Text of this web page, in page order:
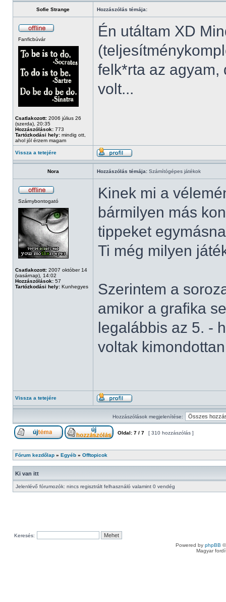
Sofie Strange Hozzászólás témája:
Fanficbúvár
Csatlakozott: 2006 július 26
(szerda), 20:35
Hozzászólások: 773
Tartózkodási hely: mindig ott,
ahol jól érzem magam
Én utáltam XD
felk*rta az agyam,
volt...
Vissza a tetejére
Nora Hozzászólás témája: Számítógépes játékok
Szárnybontogató
Csatlakozott: 2007 október 14
(vasárnap), 14:02
Hozzászólások: 57
Tartózkodási hely: Kunhegyes
Kinek mi a
bármilyen más
tippeket
Ti még milyen
Szerintem a
amikor a grafika
legalábbis az 5. -
voltak
Vissza a tetejére
Hozzászólások megjelenítése:
Oldal: 7 / 7 [ 310 hozzászólás ]
Fórum kezdőlap » Egyéb » Offtopicok
Ki van itt
Jelenlévő fórumozók: nincs regisztrált felhasználó valamint 0 vendég
Keresés:
Powered by phpBB
Magyar